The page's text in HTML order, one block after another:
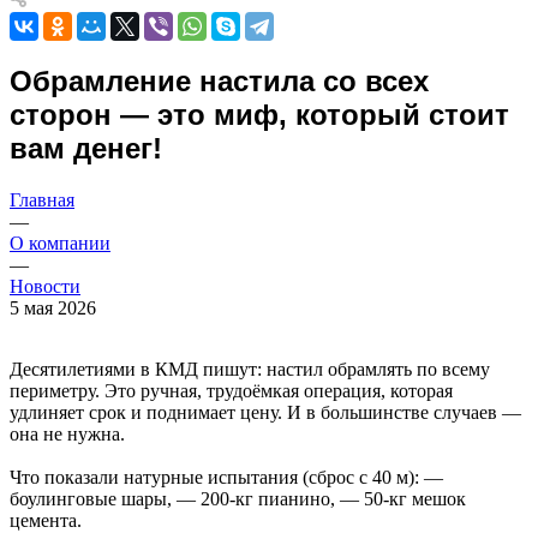
Обрамление настила со всех
сторон — это миф, который стоит
вам денег!
Главная
—
О компании
—
Новости
5 мая 2026
Десятилетиями в КМД пишут: настил обрамлять по всему
периметру. Это ручная, трудоёмкая операция, которая
удлиняет срок и поднимает цену. И в большинстве случаев —
она не нужна.
Что показали натурные испытания (сброс с 40 м): —
боулинговые шары, — 200-кг пианино, — 50-кг мешок
цемента.